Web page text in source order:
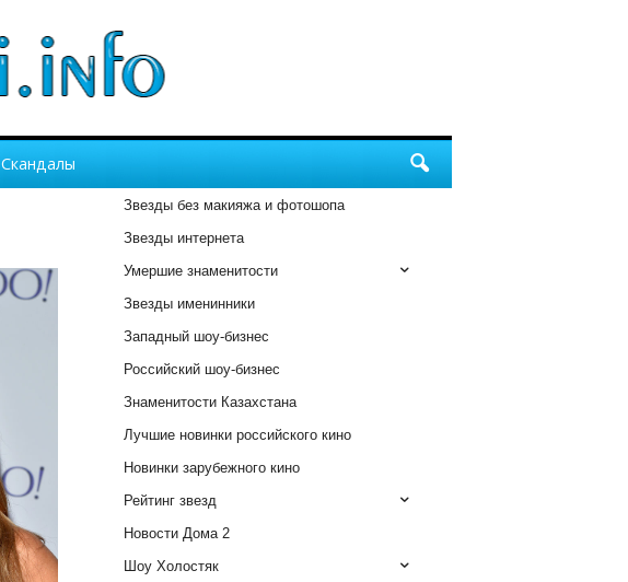
Скандалы
Звезды без макияжа и фотошопа
Звезды интернета
Умершие знаменитости
Звезды именинники
Западный шоу-бизнес
Российский шоу-бизнес
Знаменитости Казахстана
Лучшие новинки российского кино
Новинки зарубежного кино
Рейтинг звезд
Новости Дома 2
Шоу Холостяк